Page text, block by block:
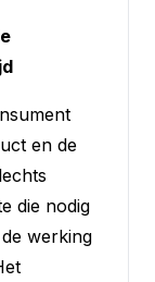
en de
die nodig
werking